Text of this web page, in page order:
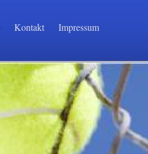
Kontakt Impressum